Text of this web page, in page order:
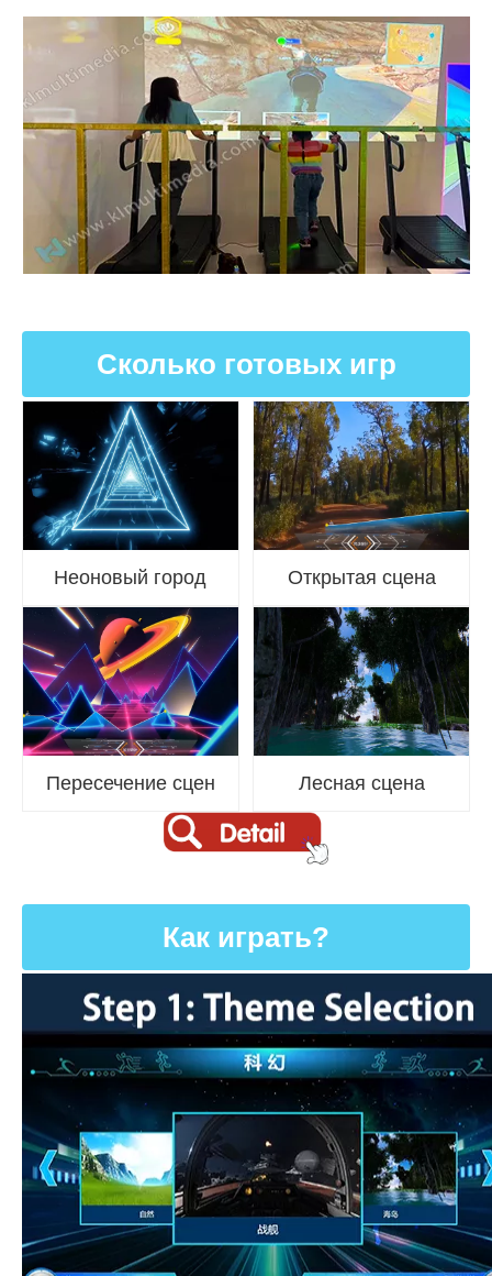
Сколько готовых игр
Неоновый город Открытая сцена
Пересечение сцен Лесная сцена
Как играть?